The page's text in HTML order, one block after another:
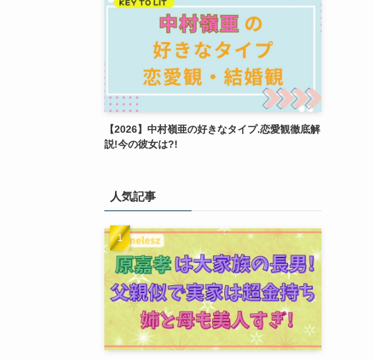
【2026】中村嶺亜の好きなタイプ.恋愛観徹底解
説!今の彼女は?!
人気記事